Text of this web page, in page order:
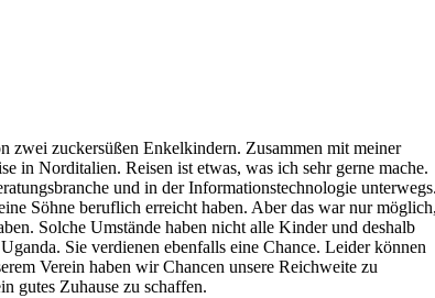
zwei zuckersüßen Enkelkindern. Zusammen mit meiner
in Norditalien. Reisen ist etwas, was ich sehr gerne mache.
und in der Informationstechnologie unterwegs.
Söhne beruflich erreicht haben. Aber das war nur möglich,
Solche Umstände haben nicht alle Kinder und deshalb
Sie verdienen ebenfalls eine Chance. Leider können
Verein haben wir Chancen unsere Reichweite zu
gutes Zuhause zu schaffen.